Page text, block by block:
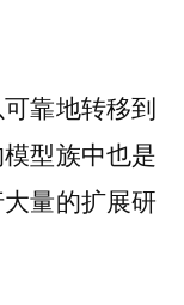
靠地转移到
型族中也是
量的扩展研